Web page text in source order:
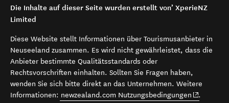
Die Inhalte auf dieser Seite wurden erstellt von’ XperieNZ
Limited
Diese Website stellt Informationen über Tourismusanbieter in
Neuseeland zusammen. Es wird nicht gewährleistet, dass die
Anbieter bestimmte Qualitätsstandards oder
Rechtsvorschriften einhalten. Sollten Sie Fragen haben,
wenden Sie sich bitte direkt an das Unternehmen. Weitere
Informationen: newzealand.com Nutzungsbedingungen (opens in
.